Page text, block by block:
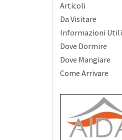
Articoli
Da Visitare
Informazioni Utili
Dove Dormire
Dove Mangiare
Come Arrivare